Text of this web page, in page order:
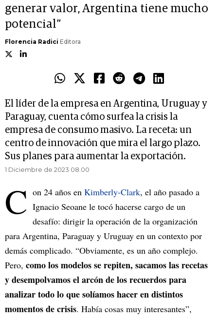
generar valor, Argentina tiene mucho
potencial”
Florencia Radici Editora
El líder de la empresa en Argentina, Uruguay y
Paraguay, cuenta cómo surfea la crisis la
empresa de consumo masivo. La receta: un
centro de innovación que mira el largo plazo.
Sus planes para aumentar la exportación.
1 Diciembre de 2023 08.00
C on 24 años en Kimberly-Clark, el año pasado a
Ignacio Seoane le tocó hacerse cargo de un
desafío: dirigir la operación de la organización
para Argentina, Paraguay y Uruguay en un contexto por
demás complicado. “Obviamente, es un año complejo.
Pero, como los modelos se repiten, sacamos las recetas
y desempolvamos el arcón de los recuerdos para
analizar todo lo que solíamos hacer en distintos
momentos de crisis. Había cosas muy interesantes”,